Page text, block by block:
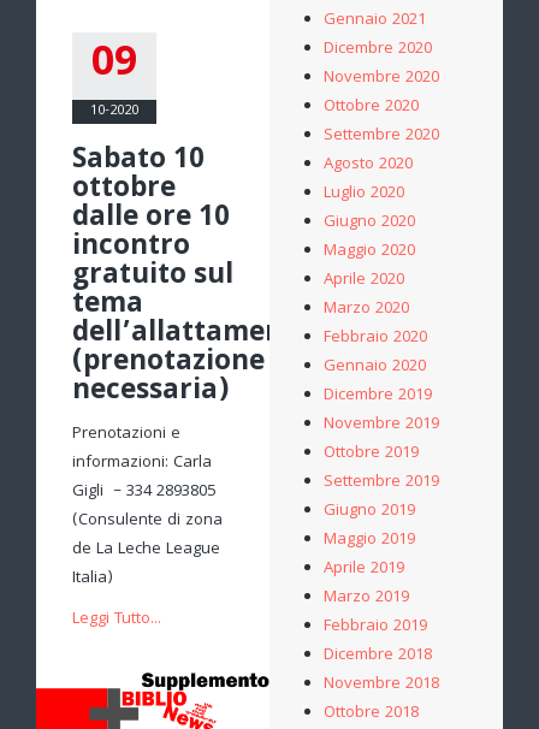
09
10-2020
Sabato 10
ottobre
dalle ore 10
incontro
gratuito sul
tema
dell’allattamento
(prenotazione
necessaria)
Prenotazioni e
informazioni: Carla
Gigli – 334 2893805
(Consulente di zona
de La Leche League
Italia)
Leggi Tutto...
Gennaio 2021
Dicembre 2020
Novembre 2020
Ottobre 2020
Settembre 2020
Agosto 2020
Luglio 2020
Giugno 2020
Maggio 2020
Aprile 2020
Marzo 2020
Febbraio 2020
Gennaio 2020
Dicembre 2019
Novembre 2019
Ottobre 2019
Settembre 2019
Giugno 2019
Maggio 2019
Aprile 2019
Marzo 2019
Febbraio 2019
Dicembre 2018
Novembre 2018
Ottobre 2018